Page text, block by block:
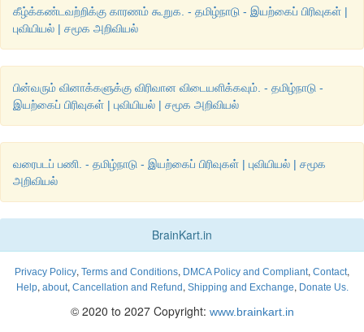
கீழ்க்கண்டவற்றிக்கு காரணம் கூறுக. - தமிழ்நாடு - இயற்கைப் பிரிவுகள் |
புவியியல் | சமூக அறிவியல்
பின்வரும் வினாக்களுக்கு விரிவான விடையளிக்கவும். - தமிழ்நாடு -
இயற்கைப் பிரிவுகள் | புவியியல் | சமூக அறிவியல்
வரைபடப் பணி. - தமிழ்நாடு - இயற்கைப் பிரிவுகள் | புவியியல் | சமூக
அறிவியல்
BrainKart.in
Privacy Policy, Terms and Conditions, DMCA Policy and Compliant, Contact,
Help, about, Cancellation and Refund , Shipping and Exchange, Donate Us.
© 2020 to 2027 Copyright: www.brainkart.in